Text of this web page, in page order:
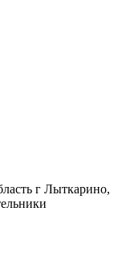
г Лыткарино,